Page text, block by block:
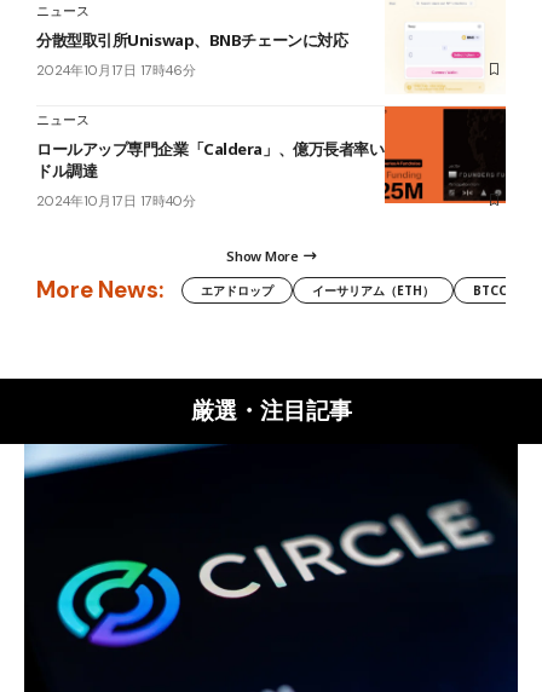
ニュース
分散型取引所Uniswap、BNBチェーンに対応
2024年10月17日 17時46分
ニュース
ロールアップ専門企業「Caldera」、億万長者率いるVCから1,500万
ドル調達
2024年10月17日 17時40分
Show More
More News: エアドロップ イーサリアム（ETH） BTCC
厳選・注目記事